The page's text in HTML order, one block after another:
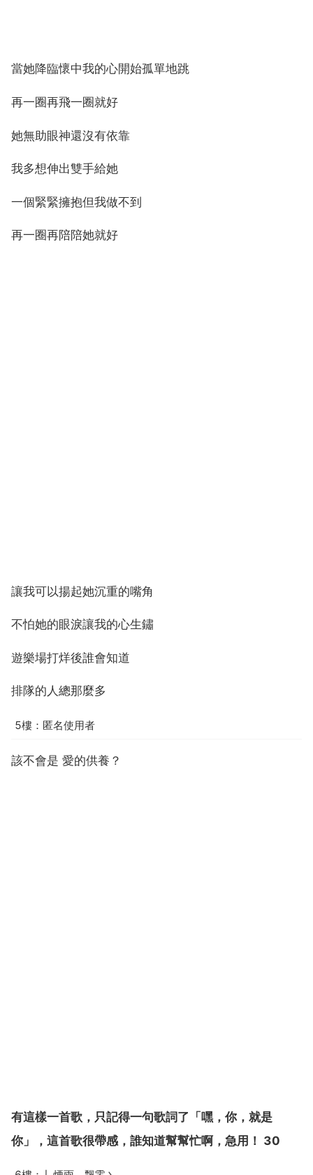
當她降臨懷中我的心開始孤單地跳
再一圈再飛一圈就好
她無助眼神還沒有依靠
我多想伸出雙手給她
一個緊緊擁抱但我做不到
再一圈再陪陪她就好
讓我可以揚起她沉重的嘴角
不怕她的眼淚讓我的心生鏽
遊樂場打烊後誰會知道
排隊的人總那麼多
5樓：匿名使用者
該不會是 愛的供養？
有這樣一首歌，只記得一句歌詞了「嘿，你，就是
你」，這首歌很帶感，誰知道幫幫忙啊，急用！ 30